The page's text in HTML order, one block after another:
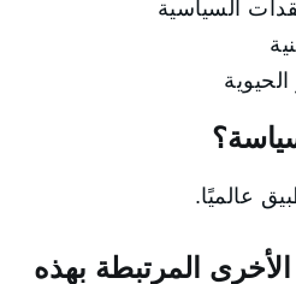
السياسية
الحيوية
عالميًا.
المرتبطة بهذه